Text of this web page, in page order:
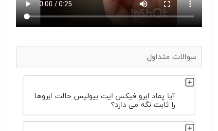
سوالات متداول
آیا پماد ابرو فیکس ایت بیولیس حالت ابروها
را ثابت نگه می دارد؟